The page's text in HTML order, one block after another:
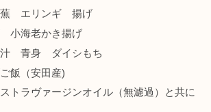
エリンギ 揚げ
小海老かき揚げ
青身 ダイシもち
飯（安田産)
トラヴァージンオイル（無濾過）と共に